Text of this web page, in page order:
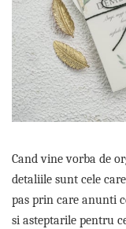
Meniuri & nr de
Plicuri si cartoane
TAVA pentru MOT
Cruciulite de BOTEZ
Invitatii BANCHET
Trusouri & Lumanari
Pahare Miri & Nasi
Cocarde nunta
Inmormatare/
Meniuri pentru
Decoratiuni NUNTA
Cand vine vorba de
detaliile sunt cele
pas prin care anunti
si asteptarile pentru